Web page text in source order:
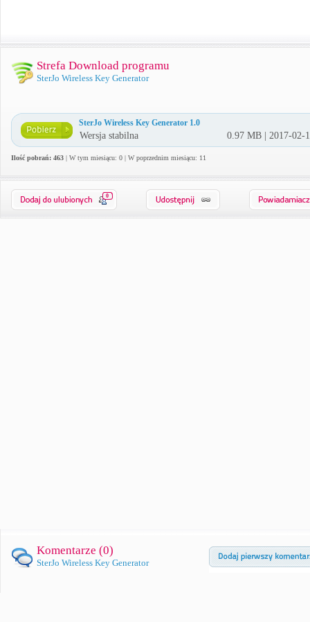
Strefa Download programu
SterJo Wireless Key Generator
SterJo Wireless Key Generator 1.0
Wersja stabilna 0.97 MB | 2017-02-
Ilość pobrań: 463 | W tym miesiącu: 0 | W poprzednim miesiącu: 11
0
Komentarze (0)
SterJo Wireless Key Generator